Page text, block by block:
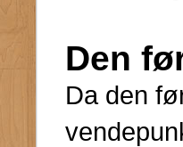
Den
Da den